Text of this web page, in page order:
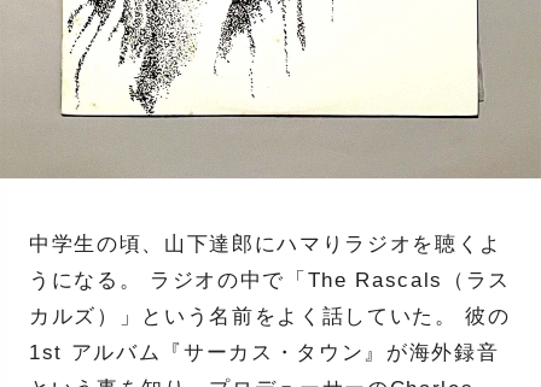
中学生の頃、山下達郎にハマりラジオを聴くよ
うになる。 ラジオの中で「The Rascals（ラス
カルズ）」という名前をよく話していた。 彼の
1st アルバム『サーカス・タウン』が海外録音